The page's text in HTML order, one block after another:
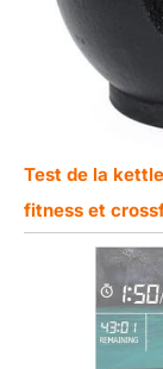
Test de la
fitness et